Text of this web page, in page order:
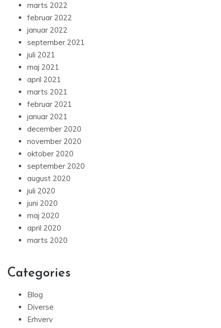
marts 2022
februar 2022
januar 2022
september 2021
juli 2021
maj 2021
april 2021
marts 2021
februar 2021
januar 2021
december 2020
november 2020
oktober 2020
september 2020
august 2020
juli 2020
juni 2020
maj 2020
april 2020
marts 2020
Categories
Blog
Diverse
Erhverv